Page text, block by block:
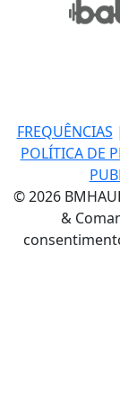
FREQUÊNCIAS |
POLÍTICA DE
© 2026
&